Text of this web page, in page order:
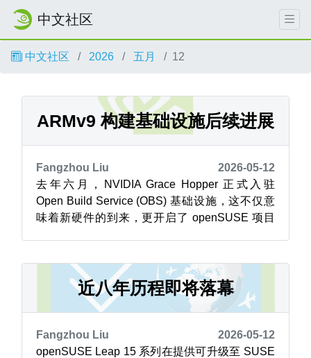
中文社区
中文社区 2026 五月 12
ARMv9 构建基础设施后续进展
Fangzhou Liu
2026-05-12
去年六月，NVIDIA Grace Hopper 正式入驻
Open Build Service (OBS) 基础设施，这不仅意
味着新硬件的到来，更开启了 openSUSE 项目
板呈现的画面，比任何变更日志都更能说明问
题。横跨 x86_64、aa...
近八年历程即将落幕
Fangzhou Liu
2026-05-12
openSUSE Leap 15 系列在提供可升级至 SUSE